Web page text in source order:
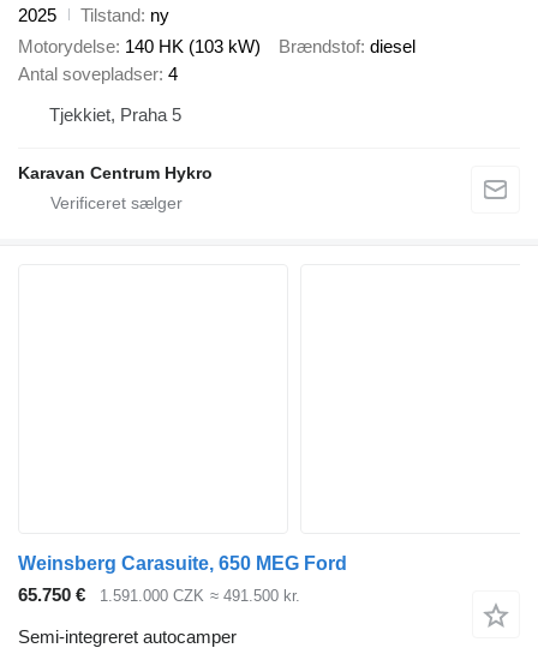
2025
Tilstand ny
Motorydelse 140 HK (103 kW) Brændstof diesel
Antal sovepladser 4
Tjekkiet, Praha 5
Karavan Centrum Hykro
Weinsberg Carasuite, 650 MEG Ford
65.750 €
1.591.000 CZK ≈ 491.500 kr.
Semi-integreret autocamper